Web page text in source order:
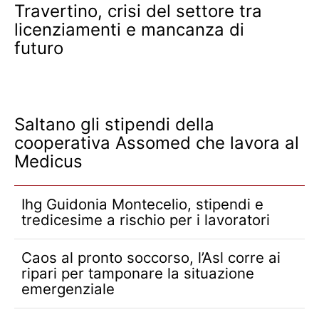
Travertino, crisi del settore tra
licenziamenti e mancanza di
futuro
Saltano gli stipendi della
cooperativa Assomed che lavora al
Medicus
Ihg Guidonia Montecelio, stipendi e
tredicesime a rischio per i lavoratori
Caos al pronto soccorso, l’Asl corre ai
ripari per tamponare la situazione
emergenziale